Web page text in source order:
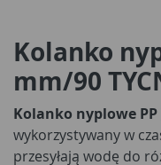
Kolanko
mm/90
Kolanko nyplowe PP
wykorzystywany w
przesyłają wodę do